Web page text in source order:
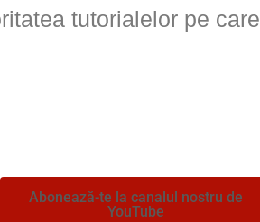
tutorialelor pe care
Abonează-te la canalul nostru de
YouTube